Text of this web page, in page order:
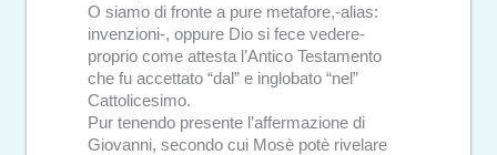
O siamo di fronte a pure metafore,-alias:
invenzioni-, oppure Dio si fece vedere-
proprio come attesta l’Antico Testamento
che fu accettato “dal” e inglobato “nel”
Cattolicesimo.
Pur tenendo presente l’affermazione di
Giovanni, secondo cui Mosè potè rivelare